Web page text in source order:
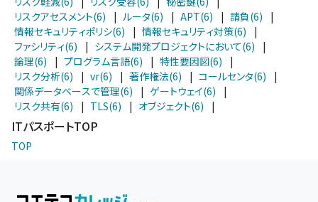
リスクアセスメント(6)
| ルータ(6) | APT(6) | 請負(6)
|
情報セキュリティポリシ(6)
| 情報セキュリティ対策(6)
|
ファシリティ(6)
| システム開発プロジェクトにおいて(6)
|
論理(6)
| プログラム言語(6) | 特性要因図(6)
|
リスク分析(6)
| vr(6) | 著作権法(6) | コールセンタ(6)
|
関係データベースで管理(6)
| ゲートウェイ(6)
|
リスク共有(6)
| TLS(6) | オブジェクト(6) |
ITパスポートTOP
TOP